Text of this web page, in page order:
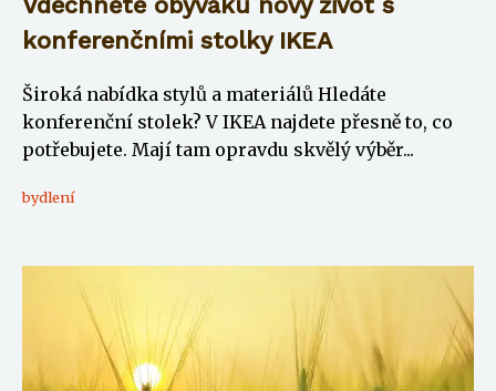
konferenčními stolky IKEA
Široká nabídka stylů a materiálů Hledáte
konferenční stolek? V IKEA najdete přesně to, co
potřebujete. Mají tam opravdu skvělý výběr...
bydlení